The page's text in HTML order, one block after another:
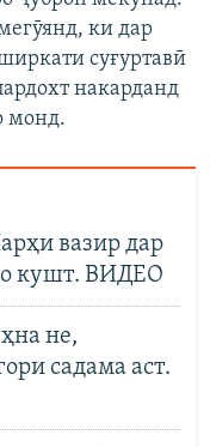
ки дар
суғуртавӣ
накарданд
монд.
вазир дар
кушт. ВИДЕО
не,
садама аст.